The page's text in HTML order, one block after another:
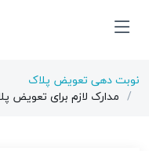
نوبت دهی تعویض پلاک
مدارک لازم برای تعویض